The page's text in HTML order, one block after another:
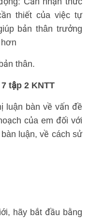
thiết của việc tự
bản thân trưởng
thân.
tập 2 KNTT
luận bàn về vấn đề
của em đối với
luận, về cách sử
hãy bắt đầu bằng